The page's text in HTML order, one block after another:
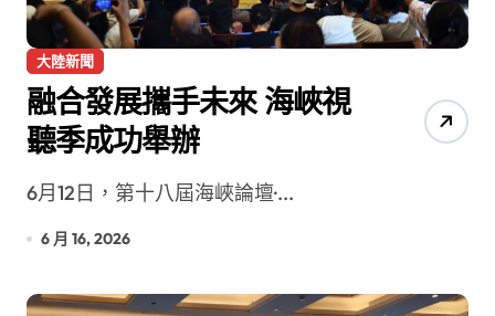
大陸新聞
融合發展攜手未來 海峽視
聽季成功舉辦
6月12日，第十八屆海峽論壇·...
6 月 16, 2026